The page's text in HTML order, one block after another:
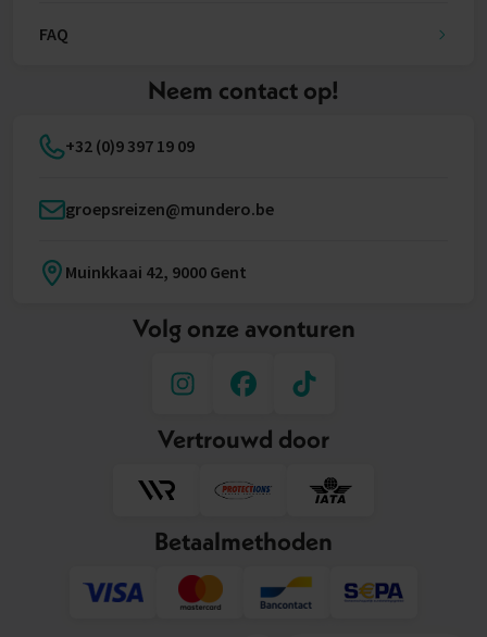
FAQ
Neem contact op!
+32 (0)9 397 19 09
groepsreizen@mundero.be
Muinkkaai 42, 9000 Gent
Volg onze avonturen
Vertrouwd door
Betaalmethoden